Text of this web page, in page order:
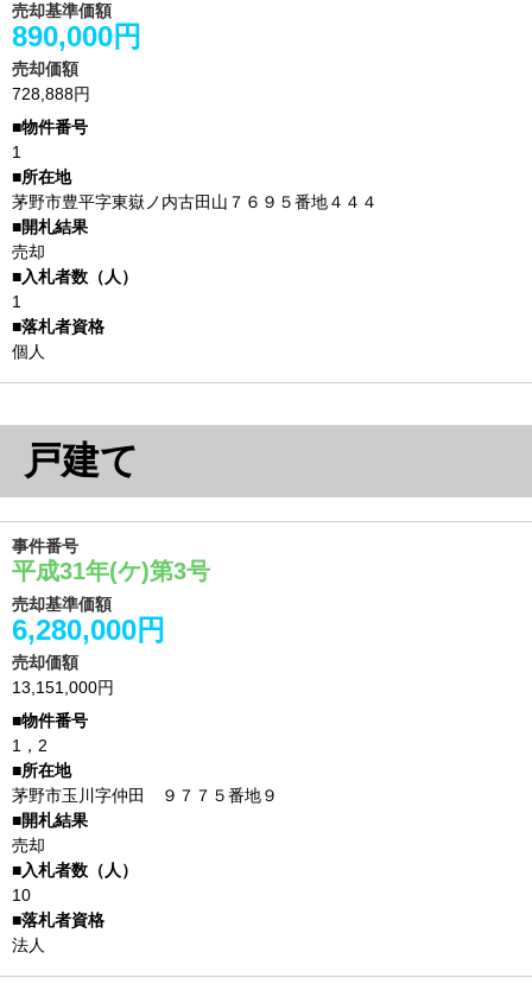
売却基準価額
890,000円
売却価額
728,888円
1
茅野市豊平字東嶽ノ内古田山７６９５番地４４４
売却
1
個人
戸建て
事件番号
平成31年(ケ)第3号
売却基準価額
6,280,000円
売却価額
13,151,000円
1，2
茅野市玉川字仲田 ９７７５番地９
売却
10
法人